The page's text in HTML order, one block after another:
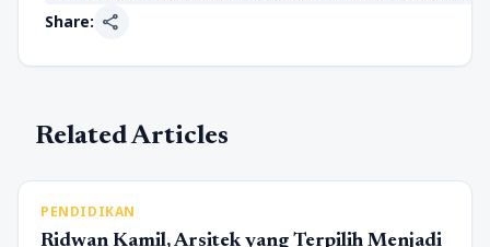
Share: share
Related Articles
PENDIDIKAN
Ridwan Kamil, Arsitek yang Terpilih Menjadi